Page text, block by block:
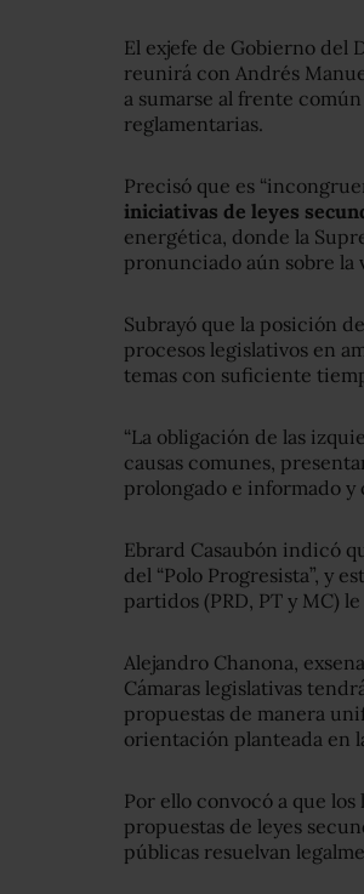
El exjefe de Gobierno del
reunirá con Andrés
a sumarse al frente
reglamentarias.
Precisó que es
iniciativas de leyes
energética, donde la
pronunciado aún sobre
Subrayó que la posición
procesos legislativos en
temas con suficiente
“La obligación de las
causas comunes,
prolongado e informado y
Ebrard Casaubón indicó
del “Polo Progresista”, y
partidos (PRD, PT y MC)
Alejandro Chanona,
Cámaras legislativas
propuestas de manera
orientación planteada en
Por ello convocó a que
propuestas de leyes
públicas resuelvan